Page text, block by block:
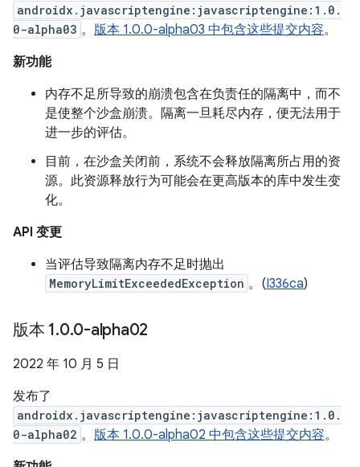
androidx.javascriptengine:javascriptengine:1.0.
0-alpha03 。 版本 1.0.0-alpha03 中包含这些提交内容。
新功能
内存不足所导致的崩溃包含在负责任的隔离中，而不
是使整个沙盒崩溃。隔离一旦耗尽内存，便无法用于
进一步的评估。
目前，在沙盒关闭前，系统不会释放隔离所占用的资
源。此资源释放行为可能会在更高版本的库中发生变
化。
API 变更
当评估导致隔离内存不足时抛出
MemoryLimitExceededException 。(I336ca)
版本 1.0.0-alpha02
2022 年 10 月 5 日
发布了
androidx.javascriptengine:javascriptengine:1.0.
0-alpha02 。 版本 1.0.0-alpha02 中包含这些提交内容。